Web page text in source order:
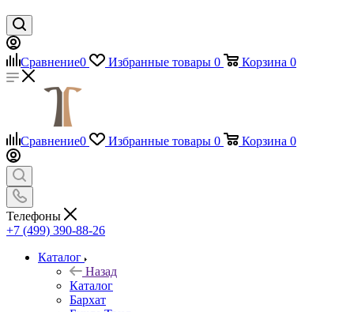
Сравнение0 Избранные товары 0 Корзина 0
Сравнение0 Избранные товары 0 Корзина 0
Телефоны
+7 (499) 390-88-26
Каталог
Назад
Каталог
Бархат